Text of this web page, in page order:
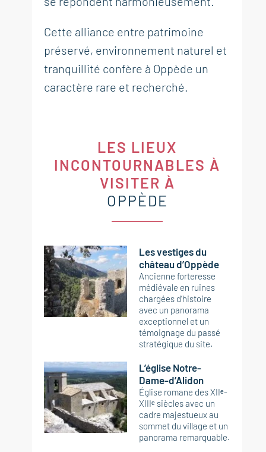
Cette alliance entre patrimoine
préservé, environnement naturel et
tranquillité confère à Oppède un
caractère rare et recherché.
LES LIEUX
INCONTOURNABLES À
VISITER À
OPPÈDE
Les vestiges du
château d’Oppède
Ancienne forteresse
médiévale en ruines
chargées d’histoire
avec un panorama
exceptionnel et un
témoignage du passé
stratégique du site.
L’église Notre-
Dame-d’Alidon
Église romane des XIIᵉ-
XIIIᵉ siècles avec un
cadre majestueux au
sommet du village et un
panorama remarquable.